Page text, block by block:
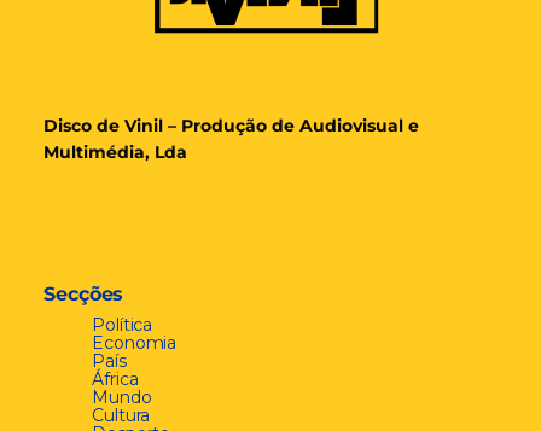
Disco de Vinil – Produção de Audiovisual e
Multimédia, Lda
Secções
Política
Economia
País
África
Mundo
Cultura